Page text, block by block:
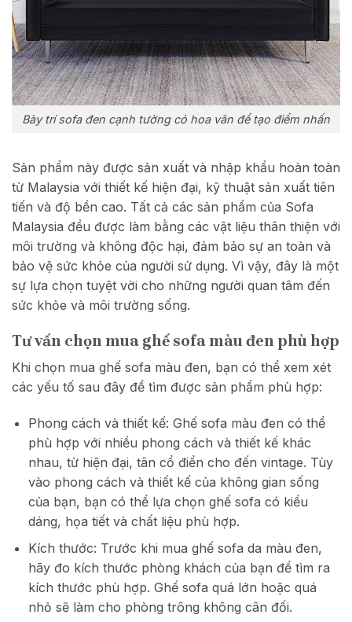
Bày trí sofa đen cạnh tường có hoa văn để tạo điểm nhấn
Sản phẩm này được sản xuất và nhập khẩu hoàn toàn
từ Malaysia với thiết kế hiện đại, kỹ thuật sản xuất tiên
tiến và độ bền cao. Tất cả các sản phẩm của Sofa
Malaysia đều được làm bằng các vật liệu thân thiện với
môi trường và không độc hại, đảm bảo sự an toàn và
bảo vệ sức khỏe của người sử dụng. Vì vậy, đây là một
sự lựa chọn tuyệt vời cho những người quan tâm đến
sức khỏe và môi trường sống.
Tư vấn chọn mua ghế sofa màu đen phù hợp
Khi chọn mua ghế sofa màu đen, bạn có thể xem xét
các yếu tố sau đây để tìm được sản phẩm phù hợp:
Phong cách và thiết kế: Ghế sofa màu đen có thể
phù hợp với nhiều phong cách và thiết kế khác
nhau, từ hiện đại, tân cổ điển cho đến vintage. Tùy
vào phong cách và thiết kế của không gian sống
của bạn, bạn có thể lựa chọn ghế sofa có kiểu
dáng, họa tiết và chất liệu phù hợp.
Kích thước: Trước khi mua ghế sofa da màu đen,
hãy đo kích thước phòng khách của bạn để tìm ra
kích thước phù hợp. Ghế sofa quá lớn hoặc quá
nhỏ sẽ làm cho phòng trông không cân đối.